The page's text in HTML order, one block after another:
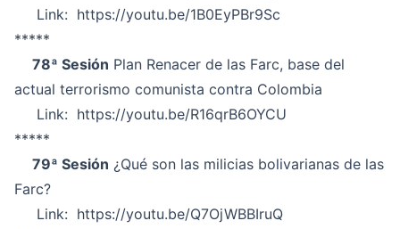
Link: https://youtu.be/1B0EyPBr9Sc
*****
78ª Sesión Plan Renacer de las Farc, base del
actual terrorismo comunista contra Colombia
Link: https://youtu.be/R16qrB6OYCU
*****
79ª Sesión ¿Qué son las milicias bolivarianas de las
Farc?
Link: https://youtu.be/Q7OjWBBIruQ